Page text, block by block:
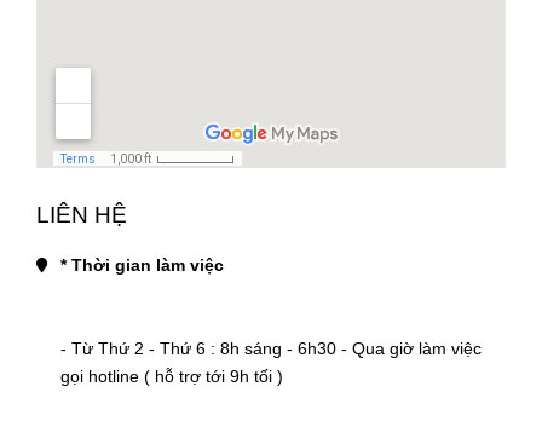
LIÊN HỆ
* Thời gian làm việc
- Từ Thứ 2 - Thứ 6 : 8h sáng - 6h30 - Qua giờ làm việc
gọi hotline ( hỗ trợ tới 9h tối )